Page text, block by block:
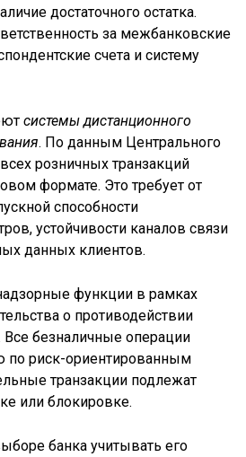
достаточного остатка.
за межбанковские
счета и систему
системы дистанционного
. По данным Центрального
розничных транзакций
формате. Это требует от
способности
устойчивости каналов связи
данных клиентов.
функции в рамках
о противодействии
безналичные операции
по риск-ориентированным
транзакции подлежат
или блокировке.
банка учитывать его